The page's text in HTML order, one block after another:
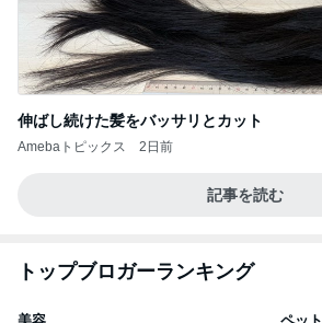
伸ばし続けた髪をバッサリとカット
Amebaトピックス 2日前
記事を読む
トップブロガーランキング